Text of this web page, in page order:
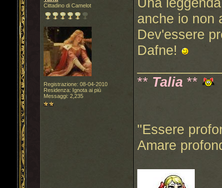
Cittadino di Camelot
Registrazione: 08-04-2010
Residenza: Ignota ai più
Messaggi: 2,235
anche io non
Dev'essere
Dafne!
** Talia **
"Essere
Amare